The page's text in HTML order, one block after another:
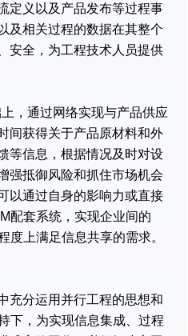
定义以及产品发布等过程事
及相关过程的数据在其整个
安全，为工程技术人员提供
，通过网络实现与产品供应
间获得关于产品原材料和外
等信息，根据情况及时对设
强抵御风险和抓住市场机会
以通过自身的影响力或直接
配套系统，实现企业间的
度上满足信息共享的需求。
充分运用并行工程的思想和
下，为实现信息集成、过程